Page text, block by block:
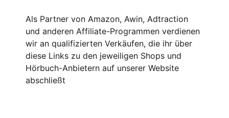
Als Partner von Amazon, Awin, Adtraction
und anderen Affiliate-Programmen verdienen
wir an qualifizierten Verkäufen, die ihr über
diese Links zu den jeweiligen Shops und
Hörbuch-Anbietern auf unserer Website
abschließt